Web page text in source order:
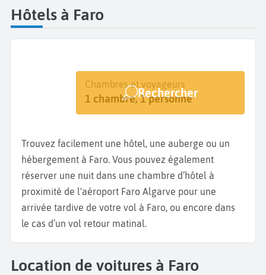
Hôtels à Faro
Destination
Faro
Dates
Dates de votre séjour
Chambres et voyageurs
1 chambre, 1 personne
Rechercher
Trouvez facilement une hôtel, une auberge ou un
hébergement à Faro. Vous pouvez également
réserver une nuit dans une chambre d’hôtel à
proximité de l'aéroport Faro Algarve pour une
arrivée tardive de votre vol à Faro, ou encore dans
le cas d’un vol retour matinal.
Location de voitures à Faro